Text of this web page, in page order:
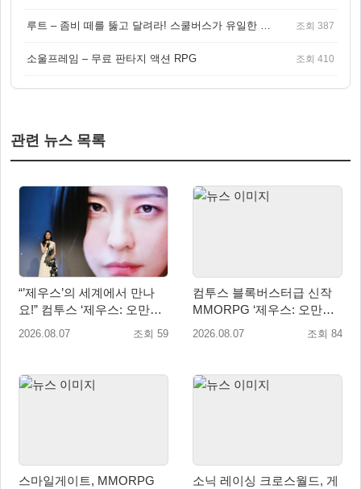
루트 – 좀비 떼를 뚫고 달려라! 스쿨버스가 유일한 집이 되는 4인 협동 생존 게임 조회 387
소울프레임 – 무료 판타지 액션 RPG 조회 410
관련 뉴스 목록
“’제우스’의 세계에서 만나
요!” 컴투스 ‘제우스: 오만의
신’ 쇼케이스 찾은 배우 박지
2026.08.07 조회 59
컴투스 블록버스터급 신작
MMORPG ‘제우스: 오만의
신’, 8월 26일 출시!
2026.08.07 조회 84
스마일게이트, MMORPG
소닉 레이싱 크로스월드, 게